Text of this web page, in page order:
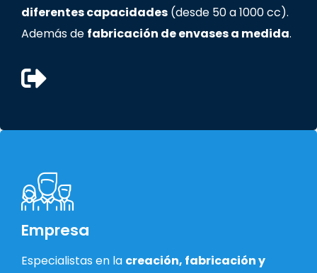
diferentes capacidades (desde 50 a 1000 cc).
Además de fabricación de envases a medida.
Empresa
Especialistas en la creación, fabricación y